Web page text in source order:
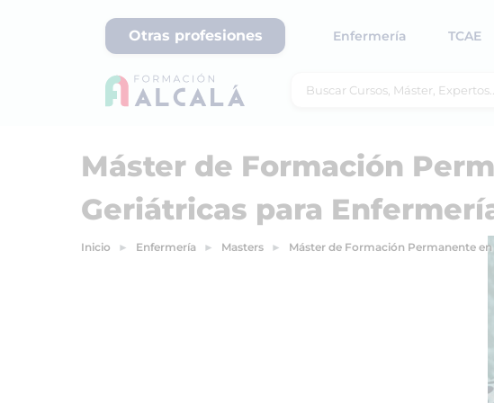
Otras profesiones Enfermería TCAE
Máster de Formación
Geriátricas para
Inicio Enfermería Masters Máster de Formación Permanente